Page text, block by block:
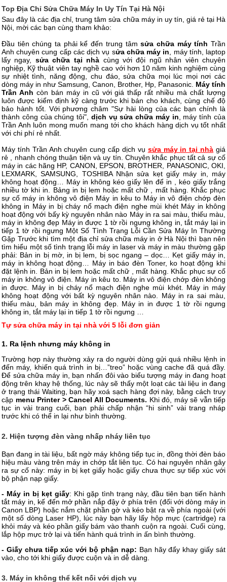
Top Địa Chỉ Sửa Chữa Máy In Uy Tín Tại Hà Nội
Sau đây là các địa chỉ, trung tâm sửa chữa máy in uy tín, giá rẻ tại Hà
Nội, mời các bạn cùng tham khảo:
Đầu tiên chúng ta phải kể đến trung tâmsửa chữa máy tính Trần
Anh chuyên cung cấp các dịch vụ sửa chữa máy in , máy tính, laptop
lấy ngay,
sửa chữa tại nhà cùng với đội ngũ nhân viên chuyên
nghiệp, Kỹ thuật viên tay nghề cao với hơn 10 năm kinh nghiệm cùng
sự nhiệt tình, năng động, chu đáo, sửa chữa mọi lúc mọi nơi các
dòng máy in như Samsung, Canon, Brother, Hp, Panasonic. Máy tính
Trần Anh còn bán máy in cũ với giá thấp rất nhiều mà chất lượng
luôn được kiểm định kỹ càng trước khi bán cho khách, cùng chế độ
bảo hành tốt. Với phương châm "Sự hài lòng của các bạn chính là
thành công của chúng tôi", dịch vụ sửa chữa máy in , máy tính của
Trần Anh luôn mong muốn mang tới cho khách hàng dịch vụ tốt nhất
với chi phí rẻ nhất.
Máy tính Trần Anh chuyên cung cấp dịch vụ sửa máy in tại nhà giá
rẻ , nhanh chóng thuận tiện và uy tín. Chuyên khắc phục tất cả sự cố
máy in các hãng HP, CANON, EPSON, BROTHER, PANASONIC, OKI,
LEXMARK, SAMSUNG, TOSHIBA Nhận sửa kẹt giấy máy in, máy
không hoạt động… Máy in không kéo giấy lên để in , kéo giấy trắng
nhiều tờ khi in. Bảng in bị lem hoặc mất chữ , mất hàng. Khắc phục
sự cố máy in không vô điện Máy in kêu to Máy in vô điện chớp đèn
không in Máy in bị cháy nổ mạch điện nghe mùi khét Máy in không
hoạt động với bấy kỳ nguyên nhân nào Máy in ra sai màu, thiếu màu,
máy in không đẹp Máy in được 1 tờ rồi ngưng không in, tắt máy lại in
tiếp 1 tờ rồi ngưng Một Số Tình Trạng Lỗi Cần Sửa Máy In Thường
Gặp Trước khi tìm một địa chỉ sửa chữa máy in ở Hà Nội thì bạn nên
tìm hiểu một số tình trạng lỗi máy in laser và máy in màu thường gặp
phải: Bản in bị mờ, in bị lem, bị sọc ngang – dọc… Kẹt giấy máy in,
máy in không hoạt động… Máy in báo đèn Toner, ko hoạt động khi
đặt lệnh in. Bản in bị lem hoặc mất chữ , mất hàng. Khắc phục sự cố
máy in không vô điện. Máy in kêu to. Máy in vô điện chớp đèn không
in được. Máy in bị cháy nổ mạch điện nghe mùi khét. Máy in máy
không hoạt động với bất kỳ nguyên nhân nào. Máy in ra sai màu,
thiếu màu, bản máy in không đẹp. Máy in in được 1 tờ rồi ngưng
không in, tắt máy lại in tiếp 1 tờ rồi ngưng …
Tự sửa chữa máy in tại nhà với 5 lỗi đơn giản
1. Ra lệnh nhưng máy không in
Trường hợp này thường xảy ra do người dùng gửi quá nhiều lệnh in
đến máy, khiến quá trình in bị…”treo” hoặc vùng cache đã quá đầy.
Để sửa chữa máy in, bạn nhấn đôi vào biểu tượng máy in đang hoạt
động trên khay hệ thống, lúc này sẽ thấy một loạt các tài liệu in đang
ở trạng thái Waiting, bạn hãy xoá sạch hàng đợi này, bằng cách truy
cập menu Printer > Cancel All Documents. Khi đó, máy sẽ vẫn tiếp
tục in vài trang cuối, bạn phải chấp nhận “hi sinh” vài trang nháp
trước khi có thể in lại như bình thường.
2. Hiện tượng đèn vàng nhấp nháy liên tục
Bạn đang in tài liệu, bất ngờ máy không tiếp tục in, đồng thời đèn báo
hiệu màu vàng trên máy in chớp tắt liên tục. Có hai nguyên nhân gây
ra sự cố này: máy in bị kẹt giấy hoặc giấy chưa thực sự tiếp xúc với
bộ phận nạp giấy.
- Máy in bị kẹt giấy: Khi gặp tình trạng này, đầu tiên bạn tiến hành
tắt máy in, kế đến mở phần nắp đậy ở phía trên (đối với dòng máy in
Canon LBP) hoặc nắm chặt phần gờ và kéo bật ra về phía ngoài (với
một số dòng Laser HP), lúc này bạn hãy lấy hộp mực (cartridge) ra
khỏi máy và kéo phần giấy bám vào thanh cuộn ra ngoài. Cuối cùng,
lắp hộp mực trở lại và tiến hành quá trình in ấn bình thường.
- Giấy chưa tiếp xúc với bộ phận nạp: Bạn hãy đẩy khay giấy sát
vào, cho tới khi giấy được cuộn và in dễ dàng.
3. Máy in không thể kết nối với dịch vụ